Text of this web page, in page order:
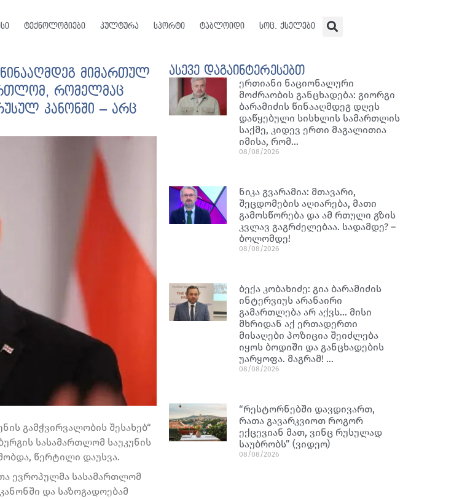
ტექნოლოგიები კულტურა სპორტი ტაბლოიდი სოც. ქსელები
მიმართულ
რომელმაც
კანონში – არც
გამჭვირვალობის შესახებ“
სასამართლომ საუკუნის
წერტილი დაუსვა.
ევროპულმა სასამართლომ
და საზოგადოებამ
ასევე დაგაინტერესებთ
ერთიანი ნაციონალური
მოძრაობის განცხადება: გიორგი
ბარამიძის წინააღმდეგ დღეს
დაწყებული სისხლის სამართლის
საქმე, კიდევ ერთი მაგალითია
იმისა, რომ…
08/08/2026
ნიკა გვარამია: მთავარი,
შეცდომების აღიარება, მათი
გამოსწორება და ამ რთული გზის
კვლავ გაგრძელებაა. სადამდე? –
ბოლომდე!
08/08/2026
ბექა კობახიძე: გია ბარამიძის
ინტერვიუს არანაირი
გამართლება არ აქვს… მისი
მხრიდან აქ ერთადერთი
მისაღები პოზიცია შეიძლება
იყოს ბოდიში და განცხადების
უარყოფა. მაგრამ! …
08/08/2026
“რესტორნებში დავდივართ,
რათა გავარკვიოთ როგორ
ექცევიან მათ, ვინც რუსულად
საუბრობს” (ვიდეო)
08/08/2026